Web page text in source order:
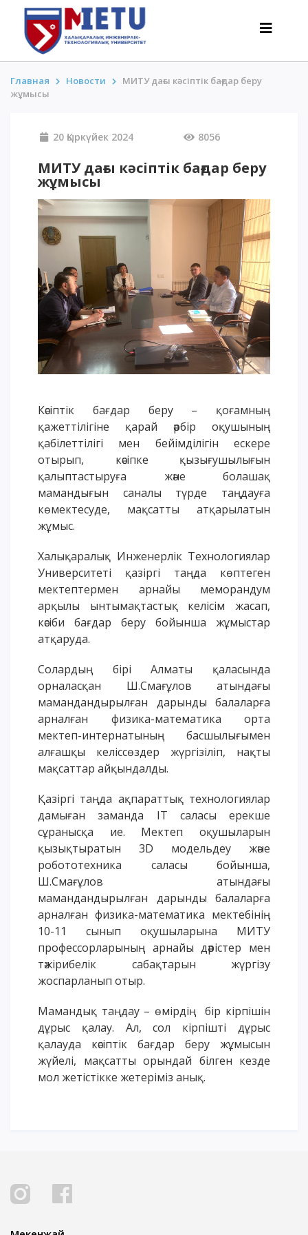
Оқуға түсу сценарийлері-2026
Барлығы қабылдау туралы
Гранттар
АнтиОлимпиада
Оқу ақысы
Жеңілдіктер
50 баллдан төмен / ҰБТ-сыз
ҚЫЗЫҚТЫ
Үндеу сөздері
АССА халықаралық бағдарламасы
Жатақхана және тұрғылықты мекен
International studying
METU Courses
БІЛІМ БЕРУ БАҒДАРЛАМАЛАРЫ
Колледж
Бакалавриат
Магистратура
Докторантура
Екінші жоғары білім
Қашықтықтан оқыту технологиялары
ОҚУ АҚЫСЫН ТӨЛЕУ
Главная Новости
МИТУ дағы кәсіптік бағдар беру
жұмысы
20 Қыркүйек 2024 8056
МИТУ дағы кәсіптік бағдар беру
жұмысы
Кәсіптік бағдар беру – қоғамның
қажеттілігіне қарай әрбір оқушының
қабілеттілігі мен бейімділігін ескере
отырып, кәсіпке қызығушылығын
қалыптастыруға және болашақ
мамандығын саналы түрде таңдауға
көмектесуде, мақсатты атқарылатын
жұмыс.
Халықаралық Инженерлік Технологиялар
Университеті қазіргі таңда көптеген
мектептермен арнайы меморандум
арқылы ынтымақтастық келісім жасап,
кәсіби бағдар беру бойынша жұмыстар
атқаруда.
Солардың бірі Алматы қаласында
орналасқан Ш.Смағұлов атындағы
мамандандырылған дарынды балаларға
арналған физика-математика орта
мектеп-интернатының басшылығымен
алғашқы келіссөздер жүргізіліп, нақты
мақсаттар айқындалды.
Қазіргі таңда ақпараттық технологиялар
дамыған заманда ІТ саласы ерекше
сұранысқа ие. Мектеп оқушыларын
қызықтыратын 3D модельдеу және
робототехника саласы бойынша,
Ш.Смағұлов атындағы
мамандандырылған дарынды балаларға
арналған физика-математика мектебінің
10-11 сынып оқушыларына МИТУ
профессорларының арнайы дәрістер мен
тәжірибелік сабақтарын жүргізу
жоспарланып отыр.
Мамандық таңдау – өмірдің бір кірпішін
дұрыс қалау. Ал, сол кірпішті дұрыс
қалауда кәсіптік бағдар беру жұмысын
жүйелі, мақсатты орындай білген кезде
мол жетістікке жетеріміз анық.